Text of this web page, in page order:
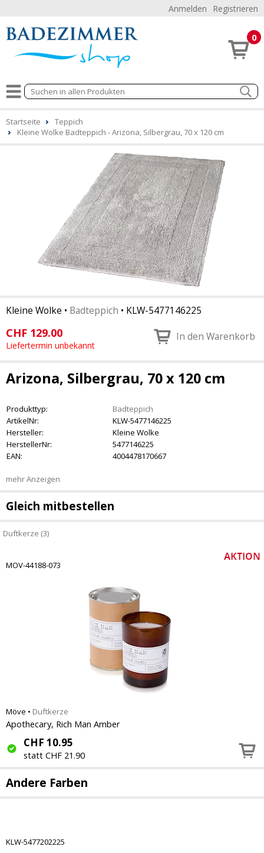
Anmelden Registrieren
0
Startseite
Teppich
Kleine Wolke Badteppich - Arizona, Silbergrau, 70 x 120 cm
Kleine Wolke • Badteppich • KLW-5477146225
CHF 129.00
Liefertermin unbekannt
In den Warenkorb
Arizona, Silbergrau, 70 x 120 cm
Produkttyp:
Badteppich
ArtikelNr:
KLW-5477146225
Hersteller:
Kleine Wolke
HerstellerNr:
5477146225
EAN:
4004478170667
mehr Anzeigen
Gleich mitbestellen
Duftkerze (3)
MOV-44188-073
Möve • Duftkerze
Apothecary, Rich Man Amber
CHF 10.95
statt CHF 21.90
Andere Farben
KLW-5477202225